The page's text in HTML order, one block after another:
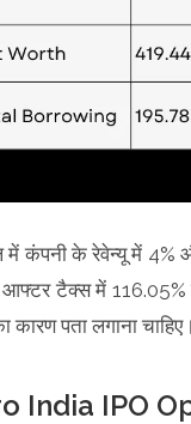
में कंपनी के रेवेन्यू में 4%
टैक्स में 116.05%
पता लगाना चाहिए।
India IPO